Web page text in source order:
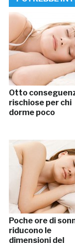
Otto
rischiose per chi
dorme poco
Poche ore di
riducono le
dimensioni del